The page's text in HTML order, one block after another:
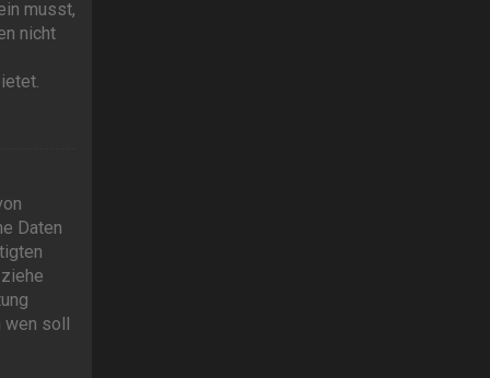
musst,
nicht
Daten
soll